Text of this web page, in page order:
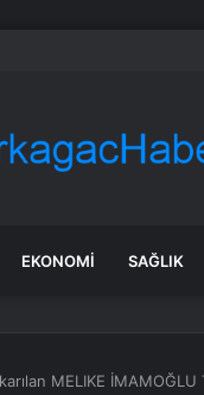
katletti: İfadesi ‘Pes’
EKONOMI SAĞLIK
MELIKE İMAMOĞLU